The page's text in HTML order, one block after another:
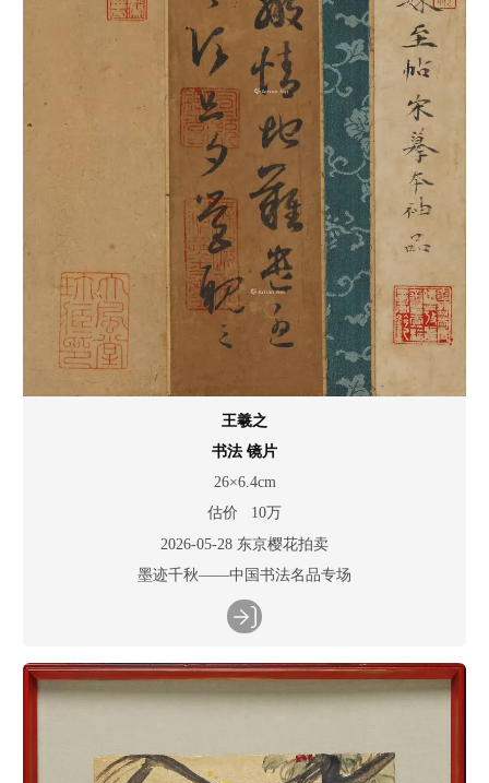
王羲之
书法 镜片
26×6.4cm
估价 10万
2026-05-28 东京樱花拍卖
墨迹千秋——中国书法名品专场